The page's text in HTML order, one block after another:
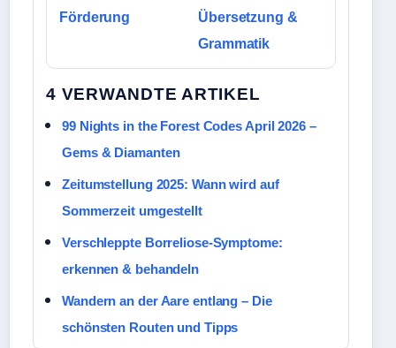
Förderung
Übersetzung &
Grammatik
4 VERWANDTE ARTIKEL
99 Nights in the Forest Codes April 2026 –
Gems & Diamanten
Zeitumstellung 2025: Wann wird auf
Sommerzeit umgestellt
Verschleppte Borreliose-Symptome:
erkennen & behandeln
Wandern an der Aare entlang – Die
schönsten Routen und Tipps